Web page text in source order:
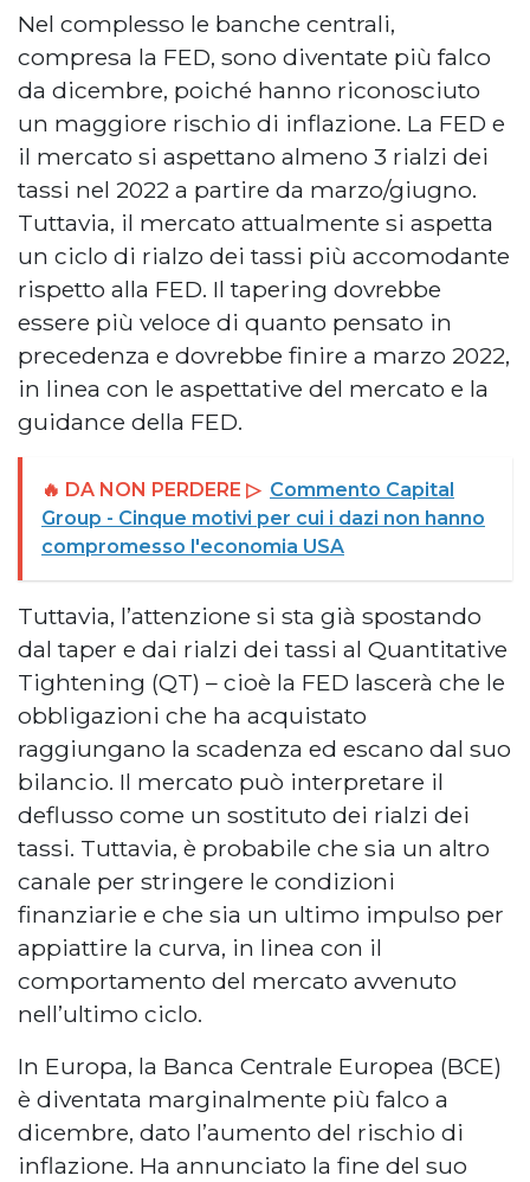
Nel complesso le banche centrali,
compresa la FED, sono diventate più falco
da dicembre, poiché hanno riconosciuto
un maggiore rischio di inflazione. La FED e
il mercato si aspettano almeno 3 rialzi dei
tassi nel 2022 a partire da marzo/giugno.
Tuttavia, il mercato attualmente si aspetta
un ciclo di rialzo dei tassi più accomodante
rispetto alla FED. Il tapering dovrebbe
essere più veloce di quanto pensato in
precedenza e dovrebbe finire a marzo 2022,
in linea con le aspettative del mercato e la
guidance della FED.
🔥 DA NON PERDERE ▷ Commento Capital
Group - Cinque motivi per cui i dazi non hanno
compromesso l'economia USA
Tuttavia, l’attenzione si sta già spostando
dal taper e dai rialzi dei tassi al Quantitative
Tightening (QT) – cioè la FED lascerà che le
obbligazioni che ha acquistato
raggiungano la scadenza ed escano dal suo
bilancio. Il mercato può interpretare il
deflusso come un sostituto dei rialzi dei
tassi. Tuttavia, è probabile che sia un altro
canale per stringere le condizioni
finanziarie e che sia un ultimo impulso per
appiattire la curva, in linea con il
comportamento del mercato avvenuto
nell’ultimo ciclo.
In Europa, la Banca Centrale Europea (BCE)
è diventata marginalmente più falco a
dicembre, dato l’aumento del rischio di
inflazione. Ha annunciato la fine del suo